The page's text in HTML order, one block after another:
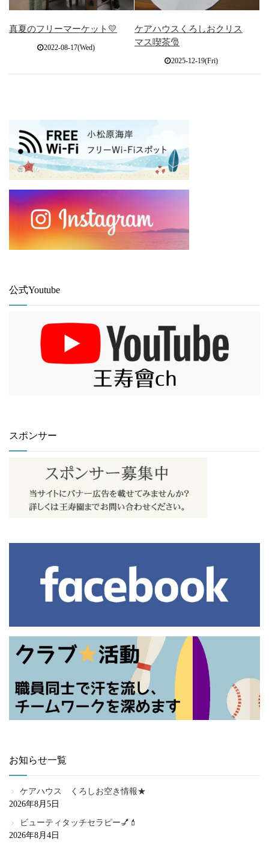
真夏のフリーマーケット💛
2022-08-17(Wed)
ケアハウスくろしおクリス
マス喫茶🎅
2025-12-19(Fri)
公式Youtube
スポンサー
お知らせ一覧
ケアハウス くろしお空き情報★
2026年8月5日
ビューティタッチセラピー💅💄
2026年8月4日